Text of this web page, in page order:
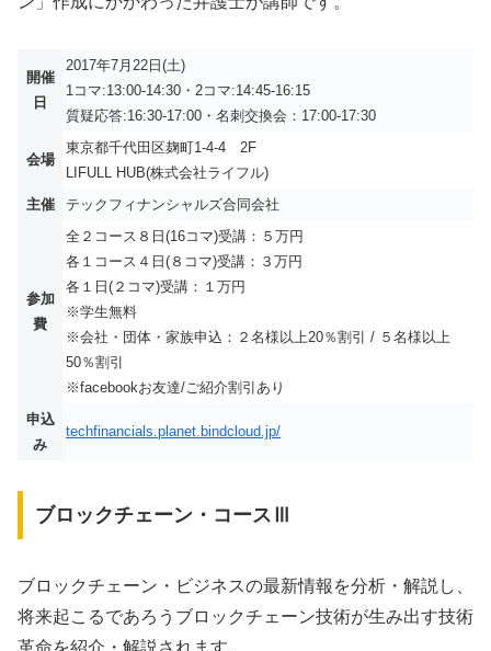
開催
日
2017年7月22日(土)
1コマ:13:00-14:30・2コマ:14:45-16:15
質疑応答:16:30-17:00・名刺交換会：17:00-17:30
会場
東京都千代田区麹町1-4-4 2F
LIFULL HUB(株式会社ライフル)
主催
テックフィナンシャルズ合同会社
参加
費
全２コース８日(16コマ)受講：５万円
各１コース４日(８コマ)受講：３万円
各１日(２コマ)受講：１万円
※学生無料
※会社・団体・家族申込：２名様以上20％割引 / ５名様以上
50％割引
※facebookお友達/ご紹介割引あり
申込
み
techfinancials.planet.bindcloud.jp/
ブロックチェーン・コースⅢ
ブロックチェーン・ビジネスの最新情報を分析・解説し、
将来起こるであろうブロックチェーン技術が生み出す技術